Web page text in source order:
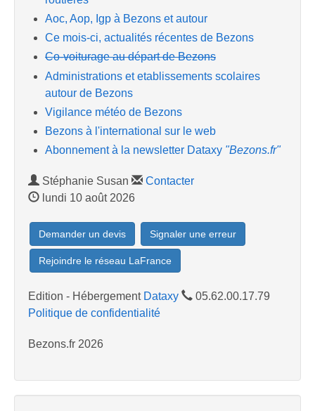
Aoc, Aop, Igp à Bezons et autour
Ce mois-ci, actualités récentes de Bezons
Co-voiturage au départ de Bezons
Administrations et etablissements scolaires
autour de Bezons
Vigilance météo de Bezons
Bezons à l'international sur le web
Abonnement à la newsletter Dataxy "Bezons.fr"
Stéphanie Susan
Contacter
lundi 10 août 2026
Demander un devis Signaler une erreur
Rejoindre le réseau LaFrance
Edition - Hébergement Dataxy
05.62.00.17.79
Politique de confidentialité
Bezons.fr 2026